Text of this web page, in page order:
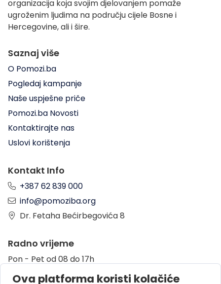
organizacija koja svojim djelovanjem pomaže
ugroženim ljudima na području cijele Bosne i
Hercegovine, ali i šire.
Saznaj više
O Pomozi.ba
Pogledaj kampanje
Naše uspješne priče
Pomozi.ba Novosti
Kontaktirajte nas
Uslovi korištenja
Kontakt Info
+387 62 839 000
info@pomoziba.org
Dr. Fetaha Bećirbegovića 8
Radno vrijeme
Pon - Pet od 08 do 17h
Sub od 10 do 17h
Ova platforma koristi kolačiće